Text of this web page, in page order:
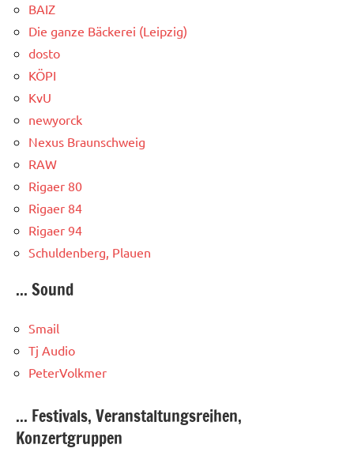
BAIZ
Die ganze Bäckerei (Leipzig)
dosto
KÖPI
KvU
newyorck
Nexus Braunschweig
RAW
Rigaer 80
Rigaer 84
Rigaer 94
Schuldenberg, Plauen
... Sound
Smail
Tj Audio
PeterVolkmer
... Festivals, Veranstaltungsreihen,
Konzertgruppen